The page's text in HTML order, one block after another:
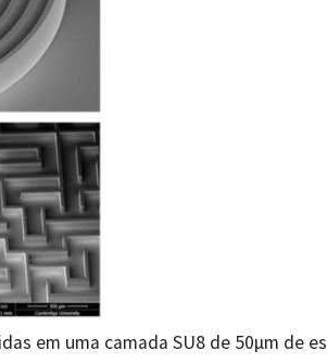
em uma camada SU8 de 50µm de